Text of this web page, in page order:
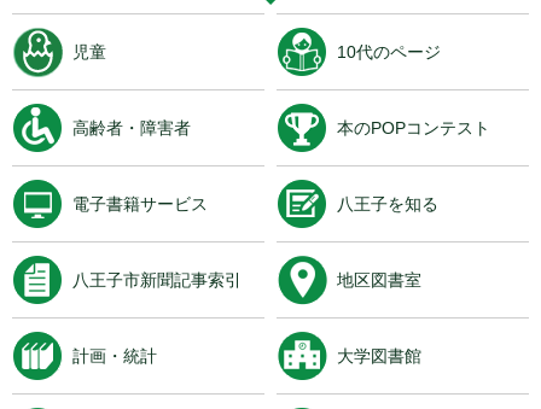
児童 10代のページ
高齢者・障害者 本のPOPコンテスト
電子書籍サービス 八王子を知る
八王子市新聞記事索引 地区図書室
計画・統計 大学図書館